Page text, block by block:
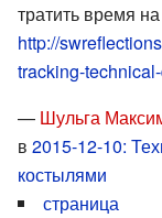
тратить время
http://
tracking-
— Шульга
в 2015-12-10:
костылями
страница